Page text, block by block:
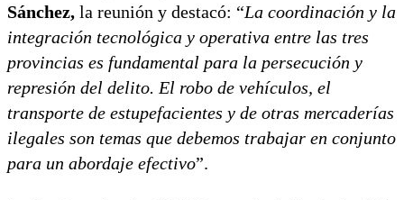
Sánchez, la reunión y destacó: “La coordinación y la
integración tecnológica y operativa entre las tres
provincias es fundamental para la persecución y
represión del delito. El robo de vehículos, el
transporte de estupefacientes y de otras mercaderías
ilegales son temas que debemos trabajar en conjunto
para un abordaje efectivo”.